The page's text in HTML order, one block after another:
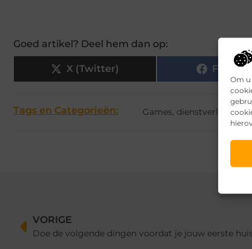
Om u
Goed artikel? Deel hem dan op:
X (Twitter)
Tags en Categorieën: Games, dienstverlening
VORIGE
Doe de volgende dingen voordat je jouw eerste